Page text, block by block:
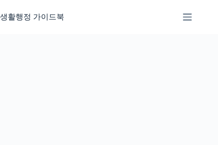
문
생활행정 가이드북